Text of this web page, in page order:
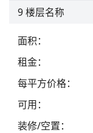
9楼层名称
面积：
租金：
每平方价格：
可用：
装修/空置：